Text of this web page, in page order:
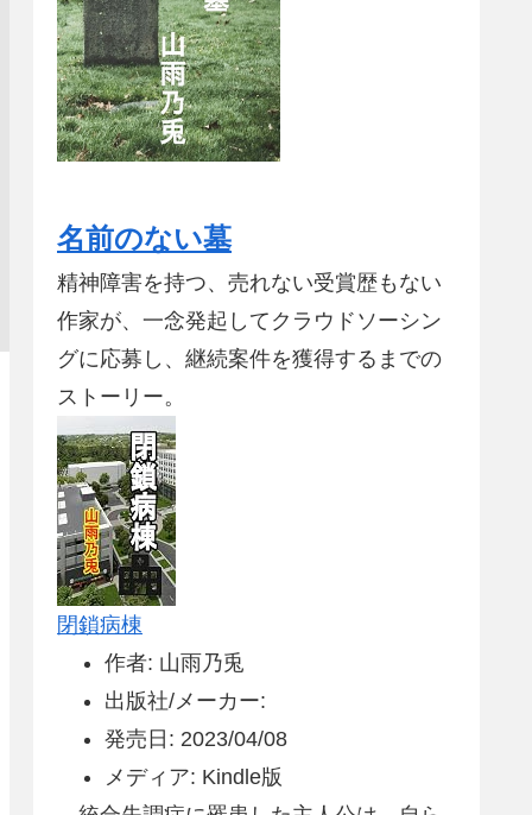
名前のない墓
精神障害を持つ、売れない受賞歴もない
作家が、一念発起してクラウドソーシン
グに応募し、継続案件を獲得するまでの
ストーリー。
閉鎖病棟
作者: 山雨乃兎
出版社/メーカー:
発売日: 2023/04/08
メディア: Kindle版